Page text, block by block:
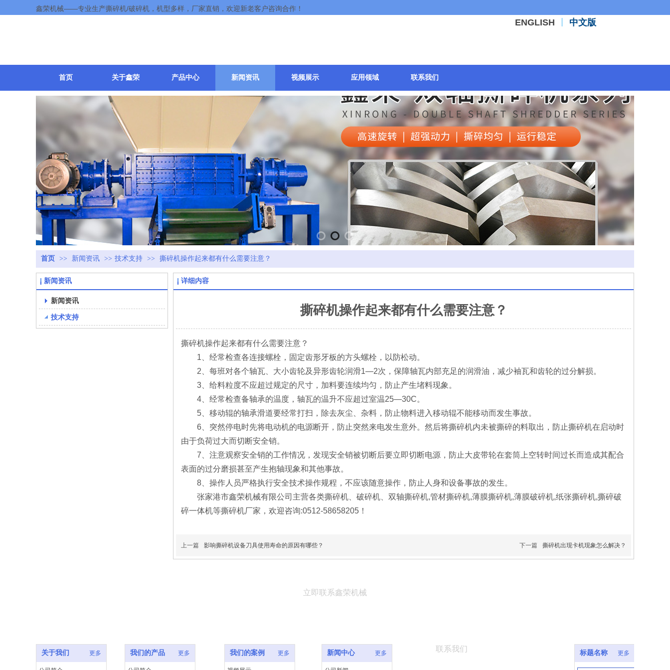
鑫荣机械——专业生产撕碎机/破碎机，机型多样，厂家直销，欢迎新老客户咨询合作！
ENGLISH 中文版
首页 关于鑫荣 产品中心 新闻资讯 视频展示 应用领域 联系我们
首页 >> 新闻资讯 >> 技术支持 >> 撕碎机操作起来都有什么需要注意？
新闻资讯
新闻资讯
技术支持
详细内容
撕碎机操作起来都有什么需要注意？
撕碎机操作起来都有什么需要注意？
1、经常检查各连接螺栓，固定齿形牙板的方头螺栓，以防松动。
2、每班对各个轴瓦、大小齿轮及异形齿轮润滑1—2次，保障轴瓦内部充足的润滑油，减少袖瓦和齿轮的过分解损。
3、给料粒度不应超过规定的尺寸，加料要连续均匀，防止产生堵料现象。
4、经常检查备轴承的温度，轴瓦的温升不应超过室温25—30C。
5、移动辊的轴承滑道要经常打扫，除去灰尘、杂料，防止物料进入移动辊不能移动而发生事故。
6、突然停电时先将电动机的电源断开，防止突然来电发生意外。然后将撕碎机内未被撕碎的料取出，防止撕碎机在启动时
由于负荷过大而切断安全销。
7、注意观察安全销的工作情况，发现安全销被切断后要立即切断电源，防止大皮带轮在套筒上空转时间过长而造成其配合
表面的过分磨损甚至产生抱轴现象和其他事故。
8、操作人员严格执行安全技术操作规程，不应该随意操作，防止人身和设备事故的发生。
张家港市鑫荣机械有限公司主营各类撕碎机、破碎机、双轴撕碎机,管材撕碎机,薄膜撕碎机,薄膜破碎机,纸张撕碎机,撕碎破
碎一体机等撕碎机厂家，欢迎咨询:0512-58658205！
上一篇 影响撕碎机设备刀具使用寿命的原因有哪些？ 下一篇 撕碎机出现卡机现象怎么解决？
标题名称 更多
关于我们 更多 我们的产品 更多 我们的案例 更多 新闻中心 更多 联系我们
立即联系鑫荣机械